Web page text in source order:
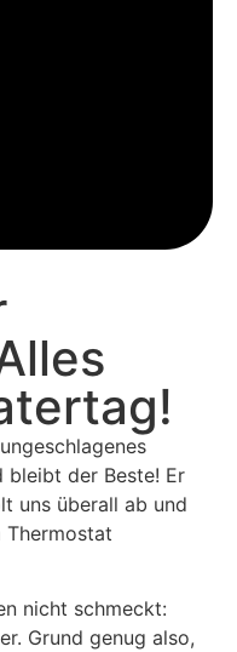
bleibt der Beste! Er
uns überall ab und
nicht schmeckt:
Grund genug also,